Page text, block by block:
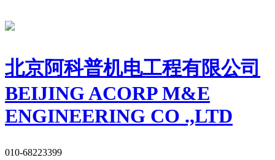
北京阿科普机电工程有限公司
BEIJING ACORP M&E
ENGINEERING CO .,LTD
010-68223399